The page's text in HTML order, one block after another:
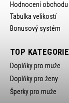
Hodnocení obchodu
Tabulka velikostí
Bonusový systém
TOP KATEGORIE
Doplňky pro muže
Doplňky pro ženy
Šperky pro muže